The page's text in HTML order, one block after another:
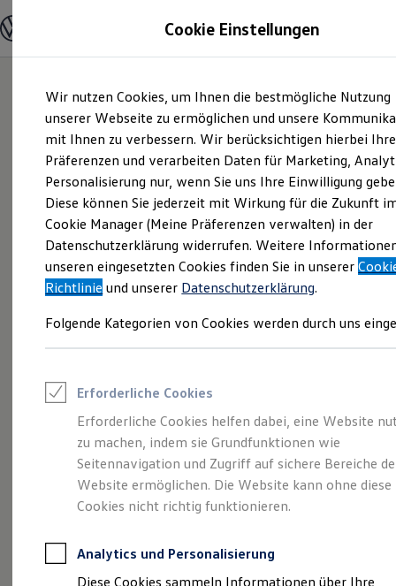
Hauptinhalt
springen
Footer
springen
Modelle und Konfigurator
Modelle vergleichen
Elektroautos
ENERGY Sondermodelle
Nutzfahrzeuge
SUV und CUV
Familienautos
Kombis
Kompaktwagen
Sportwagen
Schnell verfügbare Fahrzeuge
Angebote und Produkte
Aktuelle Angebote
E-Auto-Förderung
Volkswagen Marktplatz
Junge Gebrauchtwagen und Gebrauchtwagen
Saisonangebote
Leasing
Leasing-Angebote
Gebrauchtwagen Leasing
Junge Gebrauchtwagen-Leasing
Elektroauto Leasing
Kleinwagen-Leasing
Leasing ohne Anzahlung
Autokredit mit Schlussrate
Versicherungen und Garantien
Kfz-Versicherung
Eine Spur Extra. Der
neue vollelektrische
ID. Polo
Cookie Einstellungen
Wir nutzen Cookies, um Ihnen die bestmögliche Nutzung
unserer Webseite zu ermöglichen und unsere
mit Ihnen zu verbessern. Wir berücksichtigen hierbei Ihre
Präferenzen und verarbeiten Daten für Marketing,
Personalisierung nur, wenn Sie uns Ihre Einwilligung
Diese können Sie jederzeit mit Wirkung für die Zukunft
Cookie Manager (Meine Präferenzen verwalten) in der
Datenschutzerklärung widerrufen. Weitere
unseren eingesetzten Cookies finden Sie in unserer
Richtlinie und unserer Datenschutzerklärung.
Folgende Kategorien von Cookies werden durch uns
Erforderliche Cookies
Erforderliche Cookies helfen dabei, eine Website
zu machen, indem sie Grundfunktionen wie
Seitennavigation und Zugriff auf sichere Bereiche
Website ermöglichen. Die Website kann ohne diese
Cookies nicht richtig funktionieren.
Analytics und Personalisierung
Diese Cookies sammeln Informationen über Ihre